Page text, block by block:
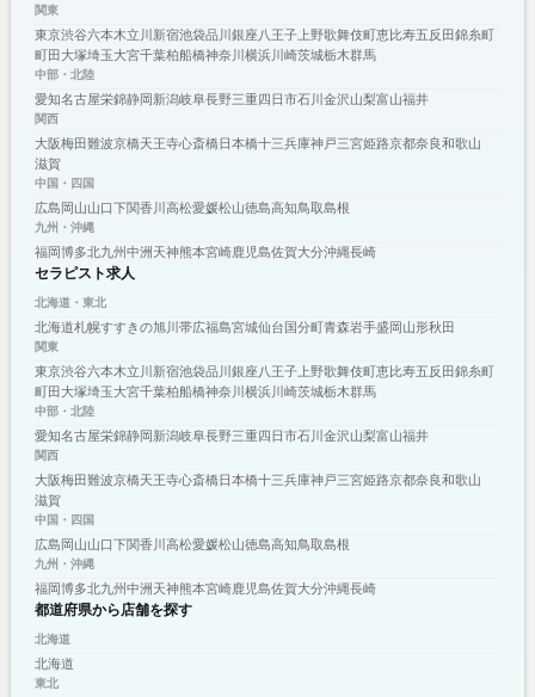
関東
東京渋谷六本木立川新宿池袋品川銀座 八王子 上野歌舞伎町恵比寿五反田錦糸町
町田大塚埼玉大宮千葉柏船橋神奈川横浜川崎茨城栃木群馬
中部・北陸
愛知名古屋栄錦静岡新潟岐阜長野三重四日市石川金沢山梨富山福井
関西
大阪梅田難波京橋天王寺心斎橋日本橋十三兵庫神戸三宮姫路京都奈良和歌山
滋賀
中国・四国
広島岡山山口下関香川高松愛媛松山徳島高知鳥取島根
九州・沖縄
福岡博多北九州中洲天神熊本宮崎鹿児島佐賀大分沖縄長崎
セラピスト求人
北海道・東北
北海道札幌すすきの旭川帯広福島宮城仙台国分町青森岩手盛岡山形秋田
関東
東京渋谷六本木立川新宿池袋品川銀座 八王子 上野歌舞伎町恵比寿五反田錦糸町
町田大塚埼玉大宮千葉柏船橋神奈川横浜川崎茨城栃木群馬
中部・北陸
愛知名古屋栄錦静岡新潟岐阜長野三重四日市石川金沢山梨富山福井
関西
大阪梅田難波京橋天王寺心斎橋日本橋十三兵庫神戸三宮姫路京都奈良和歌山
滋賀
中国・四国
広島岡山山口下関香川高松愛媛松山徳島高知鳥取島根
九州・沖縄
福岡博多北九州中洲天神熊本宮崎鹿児島佐賀大分沖縄長崎
都道府県から店舗を探す
北海道
北海道
東北